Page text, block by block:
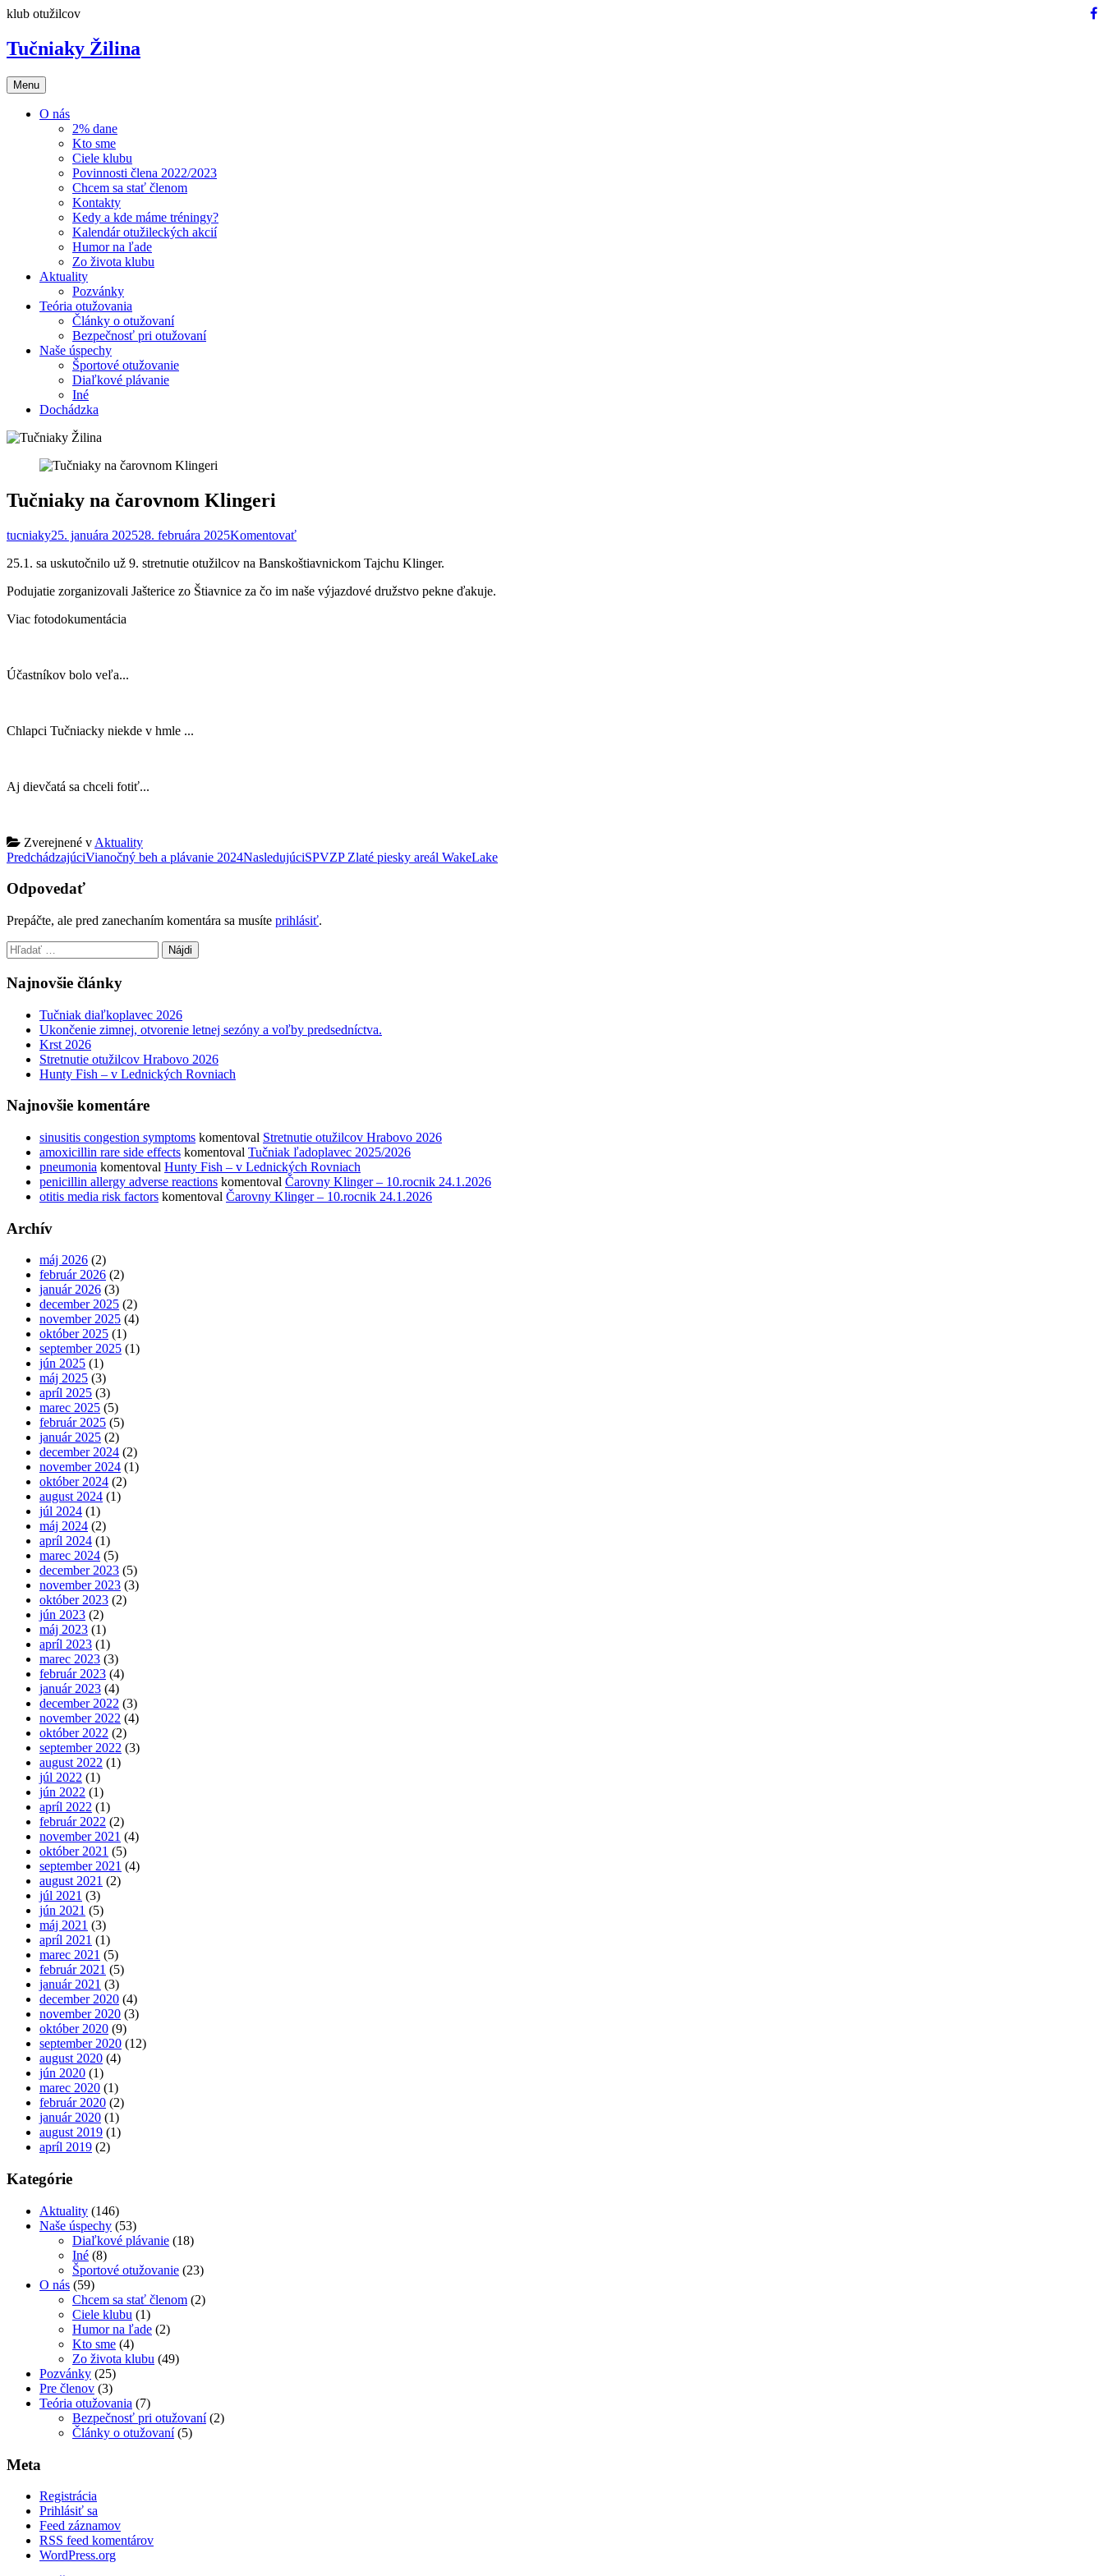
Preskočiť
obsah
klub otužilcov
Tučniaky Žilina
Menu
O nás
2% dane
Kto sme
Ciele klubu
Povinnosti člena 2022/2023
Chcem sa stať členom
Kontakty
Kedy a kde máme tréningy?
Kalendár otužileckých akcií
Humor na ľade
Zo života klubu
Aktuality
Pozvánky
Teória otužovania
Články o otužovaní
Bezpečnosť pri otužovaní
Naše úspechy
Športové otužovanie
Diaľkové plávanie
Iné
Dochádzka
Tučniaky na čarovnom Klingeri
tucniaky25. januára 202528. februára 2025Komentovať
25.1. sa uskutočnilo už 9. stretnutie otužilcov na Banskoštiavnickom Tajchu Klinger.
Podujatie zorganizovali Jašterice zo Štiavnice za čo im naše výjazdové družstvo pekne ďakuje.
Viac fotodokumentácia
Účastníkov bolo veľa...
Chlapci Tučniacky niekde v hmle ...
Aj dievčatá sa chceli fotiť...
Zverejnené v Aktuality
Post
navigation
PredchádzajúciVianočný beh a plávanie 2024NasledujúciSPVZP Zlaté piesky areál WakeLake
Odpovedať
Prepáčte, ale pred zanechaním komentára sa musíte prihlásiť.
Hľadať:
Najnovšie články
Tučniak diaľkoplavec 2026
Ukončenie zimnej, otvorenie letnej sezóny a voľby predsedníctva.
Krst 2026
Stretnutie otužilcov Hrabovo 2026
Hunty Fish – v Lednických Rovniach
Najnovšie komentáre
sinusitis congestion symptoms komentoval Stretnutie otužilcov Hrabovo 2026
amoxicillin rare side effects komentoval Tučniak ľadoplavec 2025/2026
pneumonia komentoval Hunty Fish – v Lednických Rovniach
penicillin allergy adverse reactions komentoval Čarovny Klinger – 10.rocnik 24.1.2026
otitis media risk factors komentoval Čarovny Klinger – 10.rocnik 24.1.2026
Archív
máj 2026 (2)
február 2026 (2)
január 2026 (3)
december 2025 (2)
november 2025 (4)
október 2025 (1)
september 2025 (1)
jún 2025 (1)
máj 2025 (3)
apríl 2025 (3)
marec 2025 (5)
február 2025 (5)
január 2025 (2)
december 2024 (2)
november 2024 (1)
október 2024 (2)
august 2024 (1)
júl 2024 (1)
máj 2024 (2)
apríl 2024 (1)
marec 2024 (5)
december 2023 (5)
november 2023 (3)
október 2023 (2)
jún 2023 (2)
máj 2023 (1)
apríl 2023 (1)
marec 2023 (3)
február 2023 (4)
január 2023 (4)
december 2022 (3)
november 2022 (4)
október 2022 (2)
september 2022 (3)
august 2022 (1)
júl 2022 (1)
jún 2022 (1)
apríl 2022 (1)
február 2022 (2)
november 2021 (4)
október 2021 (5)
september 2021 (4)
august 2021 (2)
júl 2021 (3)
jún 2021 (5)
máj 2021 (3)
apríl 2021 (1)
marec 2021 (5)
február 2021 (5)
január 2021 (3)
december 2020 (4)
november 2020 (3)
október 2020 (9)
september 2020 (12)
august 2020 (4)
jún 2020 (1)
marec 2020 (1)
február 2020 (2)
január 2020 (1)
august 2019 (1)
apríl 2019 (2)
Kategórie
Aktuality (146)
Naše úspechy (53)
Diaľkové plávanie (18)
Iné (8)
Športové otužovanie (23)
O nás (59)
Chcem sa stať členom (2)
Ciele klubu (1)
Humor na ľade (2)
Kto sme (4)
Zo života klubu (49)
Pozvánky (25)
Pre členov (3)
Teória otužovania (7)
Bezpečnosť pri otužovaní(2)
Články o otužovaní(5)
Meta
Registrácia
Prihlásiť sa
Feed záznamov
RSS feed komentárov
WordPress.org